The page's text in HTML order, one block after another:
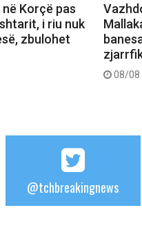
në Korçë pas
i riu nuk
zbulohet
08/08
@tchbreakingnews